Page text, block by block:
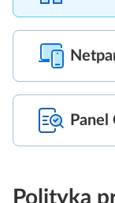
Panel
Polityka